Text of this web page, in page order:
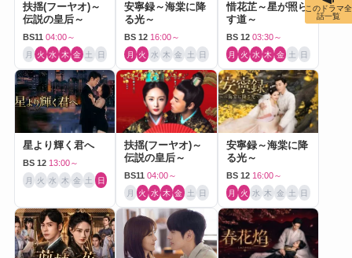
扶揺(フーヤオ)～
伝説の皇后～
BS11 04:00～
月 火 水 木 金 土 日
安寧録～海棠に降
る光～
BS 12 16:00～
月 火 水 木 金 土 日
惜花芷～星が照ら
す道～
BS 12 03:30～
月 火 水 木 金 土 日
星より輝く君へ
BS 12 13:00～
月 火 水 木 金 土 日
扶揺(フーヤオ)～
伝説の皇后～
BS11 04:00～
月 火 水 木 金 土 日
安寧録～海棠に降
る光～
BS 12 16:00～
月 火 水 木 金 土 日
このドラマ全
話一覧